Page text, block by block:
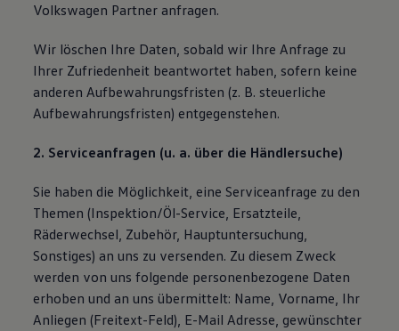
Volkswagen Partner anfragen.
Wir löschen Ihre Daten, sobald wir Ihre Anfrage zu
Ihrer Zufriedenheit beantwortet haben, sofern keine
anderen Aufbewahrungsfristen (z. B. steuerliche
Aufbewahrungsfristen) entgegenstehen.
2. Serviceanfragen (u. a. über die Händlersuche)
Sie haben die Möglichkeit, eine Serviceanfrage zu den
Themen (Inspektion/Öl-Service, Ersatzteile,
Räderwechsel, Zubehör, Hauptuntersuchung,
Sonstiges) an uns zu versenden. Zu diesem Zweck
werden von uns folgende personenbezogene Daten
erhoben und an uns übermittelt: Name, Vorname, Ihr
Anliegen (Freitext-Feld), E-Mail Adresse, gewünschter